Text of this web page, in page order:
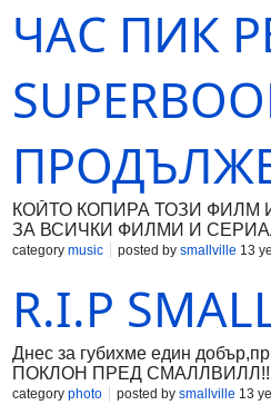
ЧАС ПИК
КОЙТО КОПИРА ТОЗИ ФИЛМ
ЗА ВСИЧКИ ФИЛМИ И
category music posted by smallville 13
R.I.P
Днес за губихме един
ПОКЛОН ПРЕД СМАЛЛВИЛЛ!!!
category photo posted by smallville 13